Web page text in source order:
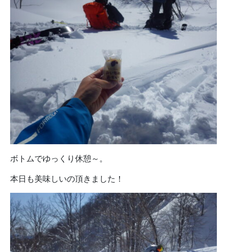
ボトムでゆっくり休憩～。
本日も美味しいの頂きました！